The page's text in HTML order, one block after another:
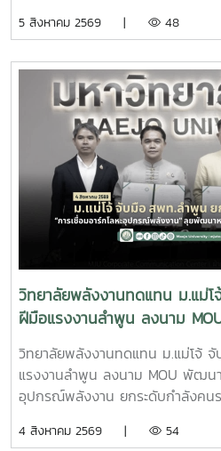
นักเรียนได้รับข้อมูลที่ครบถ้วนสำหรั
เป็นกันเอง นักเรียนให้ความสนใจ
เปลี่ยนความคิดเห็นกับคณาจารย์ แ
พลังงานอย่างใกล้ชิด ซึ่งช่วยสร้าง
ใหม่ในการเลือกเส้นทางการศึ
ทดแทน มหาวิทยาลัยแม่โจ้ มุ่งมั่นเ
สะอาดและนวัตกรรม พร้อมพัฒน
ขับเคลื่อนการพัฒนาพลังงานของป
ในอนาคต
ช่วยศาสตราจารย์ ดร.ภคมน ปินตาน
APPTech EXPO 2026 : พลังเทค
พัฒนาชุมชนพื้นที่ “สร้างนวัตกรชุม
ฐานรากอย่างยั่งยืน” ณ โรงแรมเซ็
พลาซา ลาดพร้าว กรุงเทพมหานคร
แนวคิดและแนวทางการขับเคลื่อน
(AppTech) เพื่อยกระดับเศรษฐกิจ
ความรู้จากสถาบันการศึกษาสู่การใ
พัฒนาเทคโนโลยีที่เหมาะสม การส
พัฒนา แพลตฟอร์ม AppTech ซึ่งเ
ถ่ายทอดเทคโนโลยี การเชื่อมโยงเ
สร้างโอกาสในการเพิ่มรายได้ให้แก่
สำคัญภายในงาน ประกอบด้วย - ก
สม (Appropriate Technology)
สร้างและพัฒนานวัตกรชุมชนเพื่อขับ
การประยุกต์ใช้แพลตฟอร์ม
และเชื่อมโยงเครือข่าย - การแลกเ
พัฒนาชุมชน การเข้าร่วมประชุมครั้
5 สิงหาคม 2569 | 48
วิทยาลัยพลังงานทดแทน ม.แม่
ฝีมือแรงงานลำพูน ลงนาม
มอาร์กโลหะอุปกรณ์พลังงาน
อุตสาหกรรมยุคใหม่
วิทยาลัยพลังงานทดแทน ม.แม่โจ้
แรงงานลำพูน ลงนาม MOU พัฒนา
อุปกรณ์พลังงาน ยกระดับกำลังคน
พลังงานทดแทน ร่วมกับ สำนักงาน
4 สิงหาคม 2569 | 54